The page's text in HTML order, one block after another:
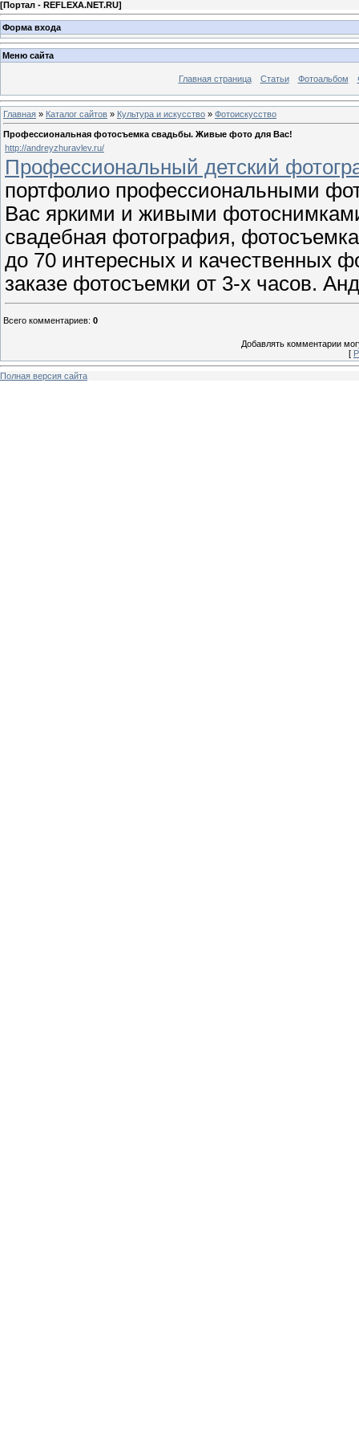
[Портал - REFLEXA.NET.RU]
Форма входа
Меню сайта
Главная страница Статьи Фотоальбом
Главная » Каталог сайтов » Культура и искусство » Фотоискусство
Профессиональная фотосъемка свадьбы. Живые фото для Вас!
http://andreyzhuravlev.ru/
Профессиональный детский
портфолио профессиональными
Вас яркими и живыми
свадебная фотография,
до 70 интересных и качественных
заказе фотосъемки от 3-х часов.
Всего комментариев: 0
Добавлять комментарии
[
Полная версия сайта